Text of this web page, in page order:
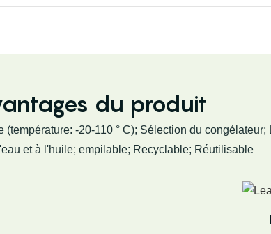
du produit
-20-110 ° C); Sélection du
et à l'huile; empilable; Recyclable; Réutilisable